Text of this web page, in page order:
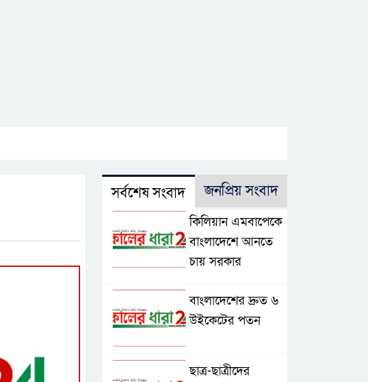
সর্বশেষ সংবাদ জনপ্রিয় সংবাদ
কিলিয়ান এমবাপেকে
বাংলাদেশে আনতে
চায় সরকার
বাংলাদেশের দ্রুত ৬
উইকেটের পতন
ছাত্র-ছাত্রীদের